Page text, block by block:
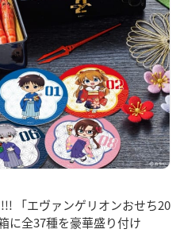
「エヴァンゲリオンおせち20
に全37種を豪華盛り付け